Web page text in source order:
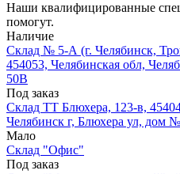
Наши квалифицированные
помогут.
Наличие
Склад № 5-А (г. Челябинск,
454053, Челябинская обл,
50В
Под заказ
Склад ТТ Блюхера, 123-в,
Челябинск г, Блюхера ул, дом
Мало
Склад "Офис"
Под заказ